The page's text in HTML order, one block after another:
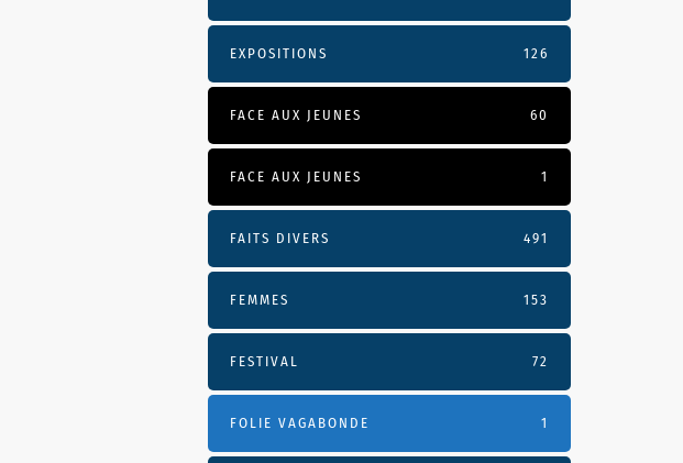
EXPOSITIONS 126
FACE AUX JEUNES 60
FACE AUX JEUNES 1
FAITS DIVERS 491
FEMMES 153
FESTIVAL 72
FOLIE VAGABONDE 1